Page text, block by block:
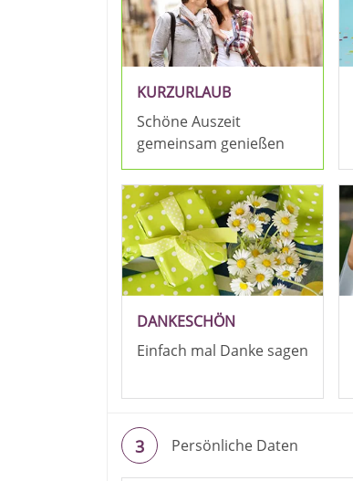
KURZURLAUB
Schöne Auszeit
gemeinsam genießen
DANKESCHÖN
Einfach mal Danke sagen
Persönliche Daten